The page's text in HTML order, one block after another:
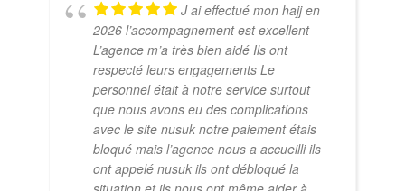
J ai effectué mon hajj en
2026 l’accompagnement est excellent
L’agence m’a très bien aidé Ils ont
respecté leurs engagements Le
personnel était à notre service surtout
que nous avons eu des complications
avec le site nusuk notre paiement étais
bloqué mais l’agence nous a accueilli ils
ont appelé nusuk ils ont débloqué la